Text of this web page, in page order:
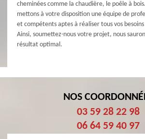
cheminées comme la chaudière, le poêle à
mettons à votre disposition une équipe de
et compétents aptes à réaliser tous vos
Ainsi, soumettez-nous votre projet, nous
résultat optimal.
NOS
03 59 28 22 98
06 64 59 40 97